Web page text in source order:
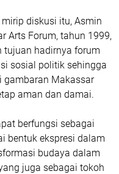
diskusi itu, Asmin
Arts Forum, tahun 1999,
tujuan hadirnya forum
sosial politik sehingga
gambaran Makassar
aman dan damai.
berfungsi sebagai
bentuk ekspresi dalam
budaya dalam
juga sebagai tokoh